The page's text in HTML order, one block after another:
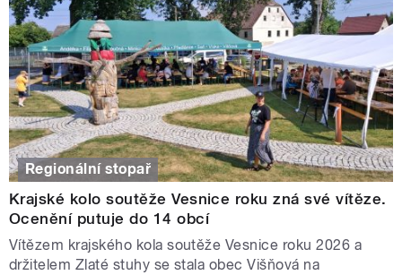
Regionální stopař
Krajské kolo soutěže Vesnice roku zná své vítěze.
Ocenění putuje do 14 obcí
Vítězem krajského kola soutěže Vesnice roku 2026 a
držitelem Zlaté stuhy se stala obec Višňová na